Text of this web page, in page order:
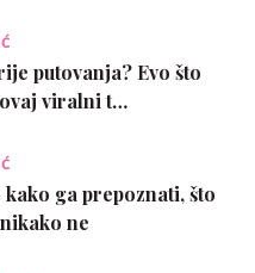
putovanja? Evo što
viralni t…
ga prepoznati, što
ne